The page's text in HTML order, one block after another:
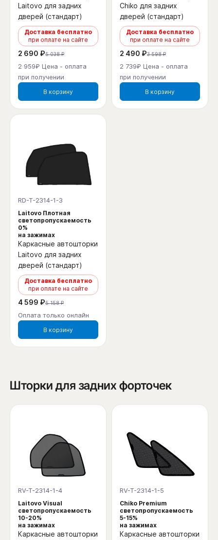
Laitovo для задних
дверей (стандарт)
Доставка бесплатно
при оплате на сайте
2 690 ₽5 038 ₽
2 959₽ Цена - оплата
при получении
В корзину
Chiko для задних
дверей (стандарт)
Доставка бесплатно
при оплате на сайте
2 490 ₽3 598 ₽
2 739₽ Цена - оплата
при получении
В корзину
RD-T-2314-1-3
Laitovo Плотная
светопропускаемость
0%
на зажимах
Каркасные автошторки
Laitovo для задних
дверей (стандарт)
Доставка бесплатно
при оплате на сайте
4 599 ₽5 158 ₽
Оплата только онлайн
В корзину
Шторки для задних форточек
RV-T-2314-1-4
Laitovo Visual
светопропускаемость
10-20%
на зажимах
Каркасные автошторки
RV-T-2314-1-5
Chiko Premium
светопропускаемость
5-15%
на зажимах
Каркасные автошторки